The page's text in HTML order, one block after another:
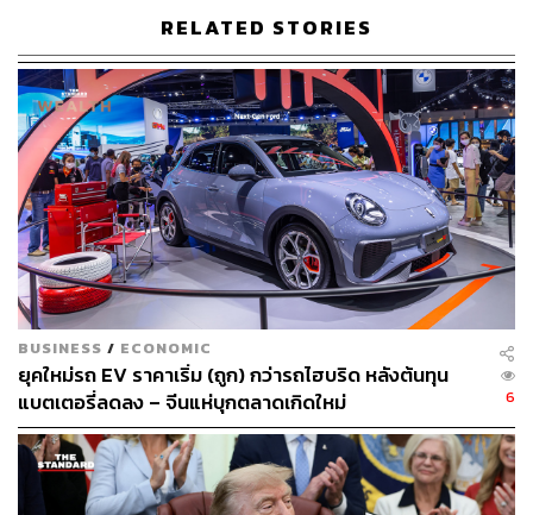
ต้านอย่างแข็งกร้าวของจีน ซึ่งถือเป็นการแทรกแซงกิจการ
ภายในของจีนอย่างร้ายแรง บ่อนทำลายอธิปไตยและ
บูรณภาพแห่งดินแดนของจีนอย่างร้ายแรง เหยียบย่ำหลักการ
จีนเดียวอย่างร้ายแรง ตลอดจนคุกคามสันติภาพและ
เสถียรภาพข้ามช่องแคบไต้หวันอย่างร้ายแรง” กระทรวงการ
ต่างประเทศของจีนระบุในแถลงการณ์
“เพื่อตอบโต้การกระทำที่มุ่งร้ายและยั่วยุของเพโลซี จีนตัดสิน
ใจที่จะกำหนดมาตรการคว่ำบาตรต่อเพโลซีและครอบครัว
ใกล้ชิดของเธอ”
อย่างไรก็ตาม ยังไม่มีรายละเอียดที่ชัดเจนเกี่ยวกับมาตรการ
คว่ำบาตรดังกล่าวจากฝ่ายจีนต่อเพโลซี
การเยือนไต้หวันของเพโลซีเมื่อวันพุธที่ผ่านมา ซึ่งเธอได้พบ
กับประธานาธิบดี ไช่อิงเหวิน และผู้นำคนอื่นๆ สร้างความไม่
พอใจให้กับพรรคคอมมิวนิสต์จีน ซึ่งมองว่าไต้หวันเป็นส่วน
หนึ่งของจีน
RELATED STORIES
BUSINESS / ECONOMIC
ยุคใหม่รถ EV ราคาเริ่ม (ถูก) กว่ารถไฮบริด หลังต้นทุน
แบตเตอรี่ลดลง – จีนแห่บุกตลาดเกิดใหม่
6